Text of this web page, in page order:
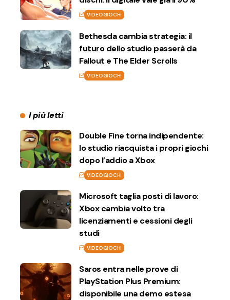
VIDEOGIOCHI
Bethesda cambia strategia: il
futuro dello studio passerà da
Fallout e The Elder Scrolls
VIDEOGIOCHI
I più letti
Double Fine torna indipendente:
lo studio riacquista i propri giochi
dopo l’addio a Xbox
VIDEOGIOCHI
Microsoft taglia posti di lavoro:
Xbox cambia volto tra
licenziamenti e cessioni degli
studi
VIDEOGIOCHI
Saros entra nelle prove di
PlayStation Plus Premium:
disponibile una demo estesa